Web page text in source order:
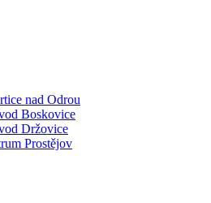
nad Odrou
Boskovice
Držovice
Prostějov